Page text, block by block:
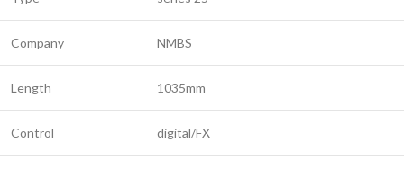
Company NMBS
Length 1035mm
Control digital/FX